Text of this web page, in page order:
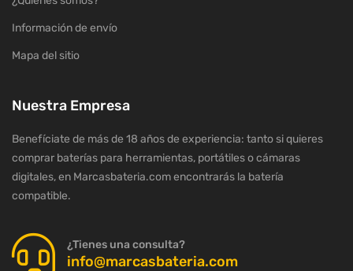
Información de envío
Mapa del sitio
Nuestra Empresa
Benefíciate de más de 18 años de experiencia: tanto si quieres
comprar baterías para herramientas, portátiles o cámaras
digitales, en Marcasbateria.com encontrarás la batería
compatible.
¿Tienes una consulta?
info@marcasbateria.com